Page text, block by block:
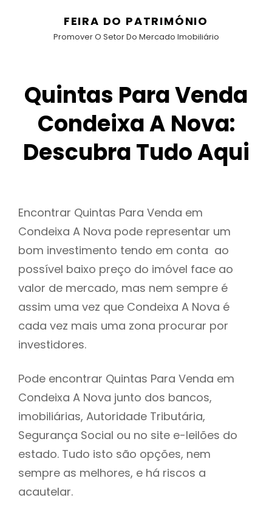
FEIRA DO PATRIMÓNIO
Promover O Setor Do Mercado Imobiliário
Quintas Para Venda
Condeixa A Nova:
Descubra Tudo Aqui
Encontrar Quintas Para Venda em
Condeixa A Nova pode representar um
bom investimento tendo em conta ao
possível baixo preço do imóvel face ao
valor de mercado, mas nem sempre é
assim uma vez que Condeixa A Nova é
cada vez mais uma zona procurar por
investidores.
Pode encontrar Quintas Para Venda em
Condeixa A Nova junto dos bancos,
imobiliárias, Autoridade Tributária,
Segurança Social ou no site e-leilões do
estado. Tudo isto são opções, nem
sempre as melhores, e há riscos a
acautelar.